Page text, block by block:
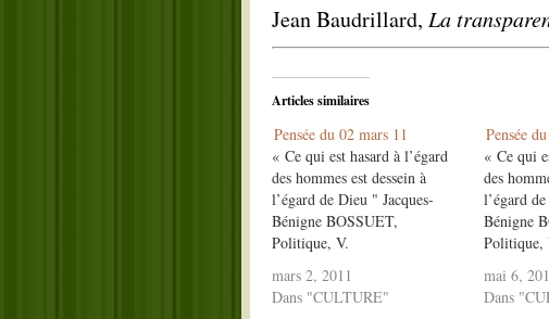
Jean Baudrillard, La
Articles similaires
Pensée du 02 mars 11
« Ce qui est hasard à l’égard
des hommes est dessein à
l’égard de Dieu " Jacques-
Bénigne BOSSUET,
Politique, V.
GRILLE DE LECTURE Le
hasard est ce qui arrive de
mars 2, 2011
Dans "CULTURE"
Pensée
« Ce qui
des
l’égard
Bénigne
Politique,
GRILLE
hasard est
mai 6,
Dans